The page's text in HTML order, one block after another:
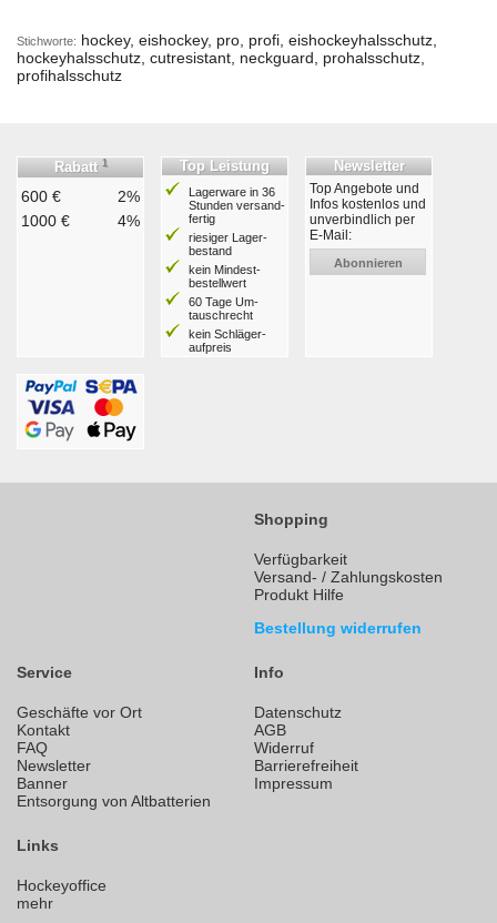
Stichworte: hockey, eishockey, pro, profi, eishockeyhalsschutz,
hockeyhalsschutz, cutresistant, neckguard, prohalsschutz,
profihalsschutz
Rabatt 1
600 €
2%
1000 €
4%
Top Leistung
Lagerware in 36
Stunden ver­sand­
fertig
riesiger Lager­
bestand
kein Mindest­
bestell­wert
60 Tage Um­
tausch­recht
kein Schläger­
aufpreis
Newsletter
Top Angebote und
Infos kostenlos und
unverbindlich per
E-Mail:
Abonnieren
Shopping
Verfügbarkeit
Versand- / Zahlungskosten
Produkt Hilfe
Bestellung widerrufen
Service
Geschäfte vor Ort
Kontakt
FAQ
Newsletter
Banner
Entsorgung von Altbatterien
Info
Datenschutz
AGB
Widerruf
Barrierefreiheit
Impressum
Links
Hockeyoffice
mehr